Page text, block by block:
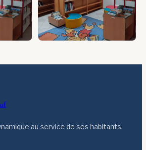
au service de ses habitants.